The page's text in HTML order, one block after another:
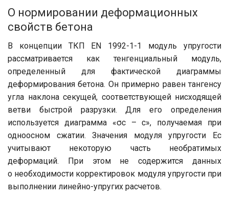
О нормировании деформационных
свойств бетона
В концепции ТКП EN 1992-1-1 модуль упругости
рассматривается как тенгенциальный модуль,
определенный для фактической диаграммы
деформирования бетона. Он примерно равен тангенсу
угла наклона секущей, соответствующей нисходящей
ветви быстрой разрузки. Для его определения
используется диаграмма «σс – с», получаемая при
одноосном сжатии. Значения модуля упругости Ес
учитывают некоторую часть необратимых
деформаций. При этом не содержится данных
о необходимости корректировок модуля упругости при
выполнении линейно-упругих расчетов.